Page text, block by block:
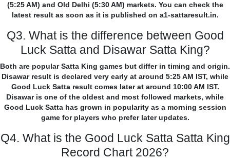
(5:25 AM) and Old Delhi (5:30 AM) markets. You can check the
latest result as soon as it is published on a1-sattaresult.in.
Q3. What is the difference between Good
Luck Satta and Disawar Satta King?
Both are popular Satta King games but differ in timing and origin.
Disawar result is declared very early at around 5:25 AM IST, while
Good Luck Satta result comes later at around 10:00 AM IST.
Disawar is one of the oldest and most followed markets, while
Good Luck Satta has grown in popularity as a morning session
game for players who prefer later updates.
Q4. What is the Good Luck Satta Satta King
Record Chart 2026?